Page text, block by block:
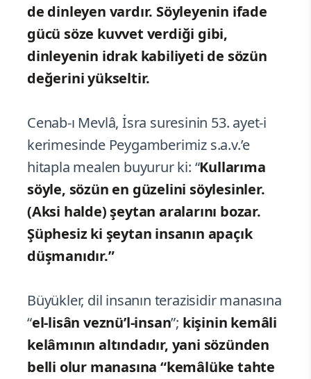
de dinleyen vardır. Söyleyenin ifade
gücü söze kuvvet verdiği gibi,
dinleyenin idrak kabiliyeti de sözün
değerini yükseltir.
Cenab-ı Mevlâ, İsra suresinin 53. ayet-i
kerimesinde Peygamberimiz s.a.v.’e
hitapla mealen buyurur ki: “Kullarıma
söyle, sözün en güzelini söylesinler.
(Aksi halde) şeytan aralarını bozar.
Şüphesiz ki şeytan insanın apaçık
düşmanıdır.”
Büyükler, dil insanın terazisidir manasına
“el-lisân veznü’l-insan”; kişinin kemâli
kelâmının altındadır, yani sözünden
belli olur manasına “kemâlüke tahte